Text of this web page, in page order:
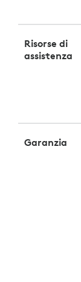
Risorse di
assistenza
Garanzia